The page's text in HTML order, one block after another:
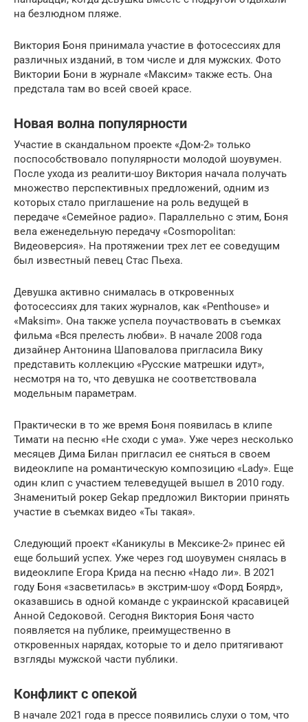
на безлюдном пляже.
Виктория Боня принимала участие в фотосессиях для
различных изданий, в том числе и для мужских. Фото
Виктории Бони в журнале «Максим» также есть. Она
предстала там во всей своей красе.
Новая волна популярности
Участие в скандальном проекте «Дом-2» только
поспособствовало популярности молодой шоувумен.
После ухода из реалити-шоу Виктория начала получать
множество перспективных предложений, одним из
которых стало приглашение на роль ведущей в
передаче «Семейное радио». Параллельно с этим, Боня
вела еженедельную передачу «Cosmopolitan:
Видеоверсия». На протяжении трех лет ее соведущим
был известный певец Стас Пьеха.
Девушка активно снималась в откровенных
фотосессиях для таких журналов, как «Penthouse» и
«Maksim». Она также успела поучаствовать в съемках
фильма «Вся прелесть любви». В начале 2008 года
дизайнер Антонина Шаповалова пригласила Вику
представить коллекцию «Русские матрешки идут»,
несмотря на то, что девушка не соответствовала
модельным параметрам.
Практически в то же время Боня появилась в клипе
Тимати на песню «Не сходи с ума». Уже через несколько
месяцев Дима Билан пригласил ее сняться в своем
видеоклипе на романтическую композицию «Lady». Еще
один клип с участием телеведущей вышел в 2010 году.
Знаменитый рокер Gekap предложил Виктории принять
участие в съемках видео «Ты такая».
Следующий проект «Каникулы в Мексике-2» принес ей
еще больший успех. Уже через год шоувумен снялась в
видеоклипе Егора Крида на песню «Надо ли». В 2021
году Боня «засветилась» в экстрим-шоу «Форд Боярд»,
оказавшись в одной команде с украинской красавицей
Анной Седоковой. Сегодня Виктория Боня часто
появляется на публике, преимущественно в
откровенных нарядах, которые то и дело притягивают
взгляды мужской части публики.
Конфликт с опекой
В начале 2021 года в прессе появились слухи о том, что